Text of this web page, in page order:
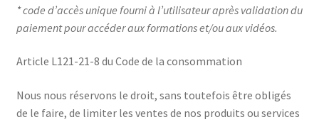
* code d’accès unique fourni à l’utilisateur après validation du
paiement pour accéder aux formations et/ou aux vidéos.
Article L121-21-8 du Code de la consommation
Nous nous réservons le droit, sans toutefois être obligés
de le faire, de limiter les ventes de nos produits ou services